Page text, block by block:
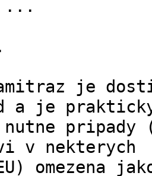
...
je
a je
nutne
v nekterych
omezena